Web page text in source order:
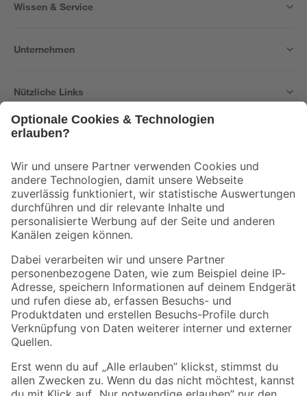
Wissen & Service
Unternehmen
Nützliche Links
Der toom Newsletter: Keine Angebote und Aktionen mehr verpassen!
Zur Newsletter Anmeldung
Folge uns
Zahlungsarten Versandarten
Sicher einkaufen